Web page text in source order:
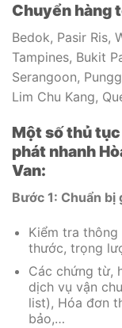
Chuyển hàng
Bedok, Pasir Ris,
Tampines, Bukit
Serangoon,
Lim Chu Kang,
Một số thủ
phát nhanh
Van:
Bước 1: Chuẩn bị
Kiểm tra
thước, trọng
Các chứng từ,
dịch vụ vận
list), Hóa đơn
bảo,…